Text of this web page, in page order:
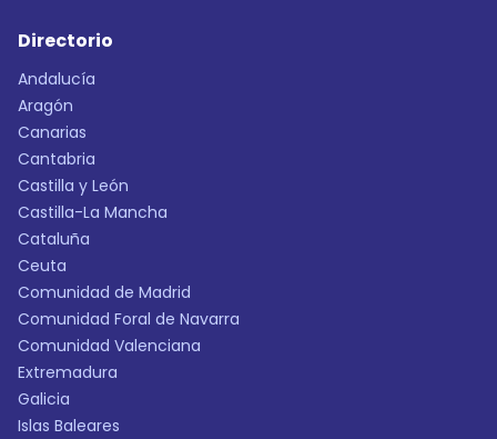
Directorio
Andalucía
Aragón
Canarias
Cantabria
Castilla y León
Castilla-La Mancha
Cataluña
Ceuta
Comunidad de Madrid
Comunidad Foral de Navarra
Comunidad Valenciana
Extremadura
Galicia
Islas Baleares